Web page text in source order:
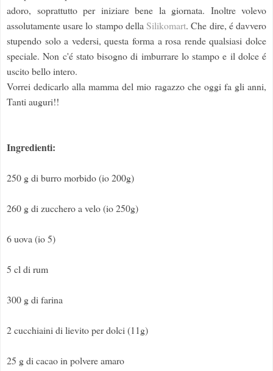
adoro, soprattutto per iniziare bene la giornata. Inoltre volevo
assolutamente usare lo stampo della Silikomart. Che dire, é davvero
stupendo solo a vedersi, questa forma a rosa rende qualsiasi dolce
speciale. Non c'é stato bisogno di imburrare lo stampo e il dolce é
uscito bello intero.
Vorrei dedicarlo alla mamma del mio ragazzo che oggi fa gli anni,
Tanti auguri!!
Ingredienti:
250 g di burro morbido (io 200g)
260 g di zucchero a velo (io 250g)
6 uova (io 5)
5 cl di rum
300 g di farina
2 cucchiaini di lievito per dolci (11g)
25 g di cacao in polvere amaro